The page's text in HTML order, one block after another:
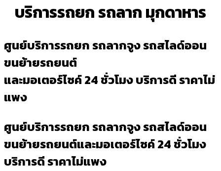
บริการรถยก รถลาก มุกดาหาร
ศูนย์บริการรถยก รถลากจูง รถสไลด์ออน
ขนย้ายรถยนต์
และมอเตอร์ไซค์ 24 ชั่วโมง บริการดี ราคาไม่
แพง
ศูนย์บริการรถยก รถลากจูง รถสไลด์ออน
ขนย้ายรถยนต์และมอเตอร์ไซค์ 24 ชั่วโมง
บริการดี ราคาไม่แพง